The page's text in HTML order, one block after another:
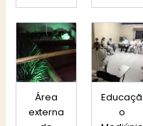
Área
externa
Educaçã
o